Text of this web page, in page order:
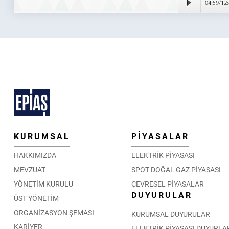
KURUMSAL
HAKKIMIZDA
MEVZUAT
YÖNETİM KURULU
ÜST YÖNETİM
ORGANİZASYON ŞEMASI
KARİYER
PİYASALAR
ELEKTRİK PİYASASI
SPOT DOĞAL GAZ PİYASASI
ÇEVRESEL PİYASALAR
DUYURULAR
KURUMSAL DUYURULAR